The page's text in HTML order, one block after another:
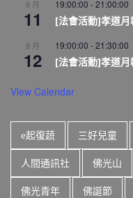
8 月
11
19:00:00 -21:00:00
[法會活動]孝道
8 月
12
19:00:00 -21:30:00
[法會活動]孝道月
View Calendar
e起復蔬 三好兒童
人間通訊社 佛光山
佛光青年 佛誕節